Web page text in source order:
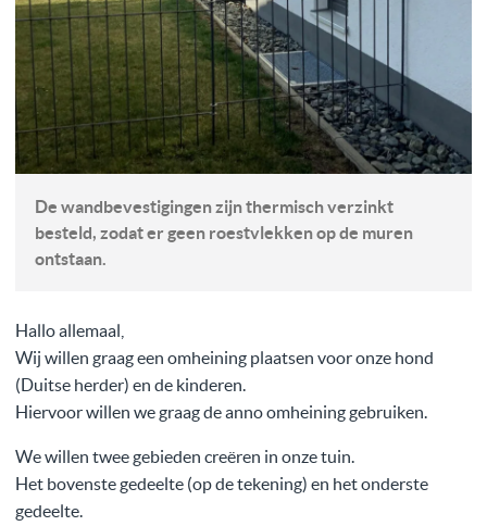
De wandbevestigingen zijn thermisch verzinkt
besteld, zodat er geen roestvlekken op de muren
ontstaan.
Hallo allemaal,
Wij willen graag een omheining plaatsen voor onze hond
(Duitse herder) en de kinderen.
Hiervoor willen we graag de anno omheining gebruiken.
We willen twee gebieden creëren in onze tuin.
Het bovenste gedeelte (op de tekening) en het onderste
gedeelte.